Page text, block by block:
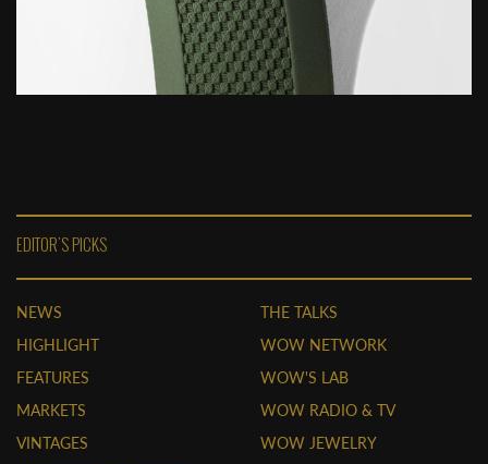
EDITOR'S PICKS
NEWS
HIGHLIGHT
FEATURES
MARKETS
VINTAGES
THE TALKS
WOW NETWORK
WOW'S LAB
WOW RADIO & TV
WOW JEWELRY